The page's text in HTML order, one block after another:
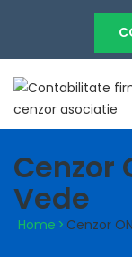
Cenzor
Vede
Home > Cenzor